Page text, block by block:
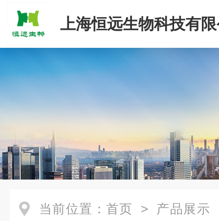
上海恒远生物科技有
当前位置： 首页 > 产品展示